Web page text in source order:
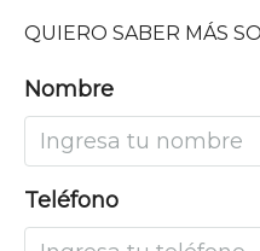
QUIERO SABER MÁS
Nombre
Teléfono